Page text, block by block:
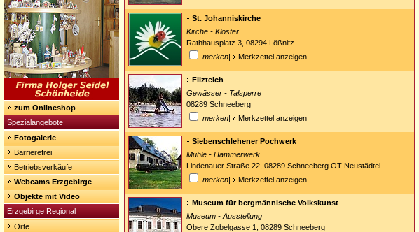
zum Onlineshop
Spezialangebote
Fotogalerie
Barrierefrei
Betriebsverkäufe
Webcams Erzgebirge
Objekte mit Video
Erzgebirge Regional
Orte
St. Johanniskirche
Kirche - Kloster
Rathhausplatz 3, 08294 Lößnitz
merken| Merkzettel anzeigen
Filzteich
Gewässer - Talsperre
08289 Schneeberg
merken| Merkzettel anzeigen
Siebenschlehener Pochwerk
Mühle - Hammerwerk
Lindenauer Straße 22, 08289 Schneeberg OT Neustädtel
merken| Merkzettel anzeigen
Museum für bergmännische Volkskunst
Museum - Ausstellung
Obere Zobelgasse 1, 08289 Schneeberg